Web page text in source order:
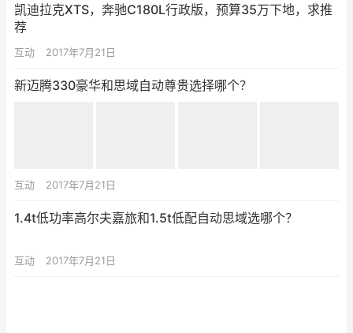
凯迪拉克XTS，奔驰C180L行政版，预算35万下地，求推
荐
互动 2017年7月21日
新迈腾330豪华和思域自动尊贵选择哪个？
互动 2017年7月21日
1.4t低功率高尔夫嘉旅和1.5t低配自动思域选哪个？
互动 2017年7月21日